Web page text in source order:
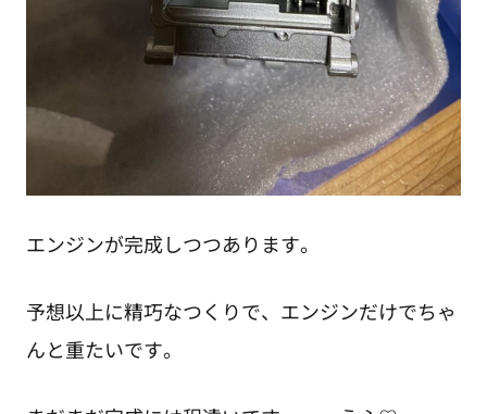
エンジンが完成しつつあります。
予想以上に精巧なつくりで、エンジンだけでちゃ
んと重たいです。